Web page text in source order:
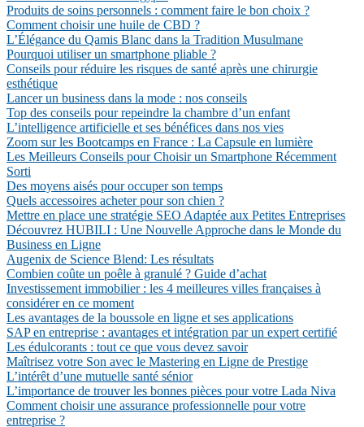
Produits de soins personnels : comment faire le bon choix ?
Comment choisir une huile de CBD ?
L’Élégance du Qamis Blanc dans la Tradition Musulmane
Pourquoi utiliser un smartphone pliable ?
Conseils pour réduire les risques de santé après une chirurgie
esthétique
Lancer un business dans la mode : nos conseils
Top des conseils pour repeindre la chambre d’un enfant
L’intelligence artificielle et ses bénéfices dans nos vies
Zoom sur les Bootcamps en France : La Capsule en lumière
Les Meilleurs Conseils pour Choisir un Smartphone Récemment
Sorti
Des moyens aisés pour occuper son temps
Quels accessoires acheter pour son chien ?
Mettre en place une stratégie SEO Adaptée aux Petites Entreprises
Découvrez HUBILI : Une Nouvelle Approche dans le Monde du
Business en Ligne
Augenix de Science Blend: Les résultats
Combien coûte un poêle à granulé ? Guide d’achat
Investissement immobilier : les 4 meilleures villes françaises à
considérer en ce moment
Les avantages de la boussole en ligne et ses applications
SAP en entreprise : avantages et intégration par un expert certifié
Les édulcorants : tout ce que vous devez savoir
Maîtrisez votre Son avec le Mastering en Ligne de Prestige
L’intérêt d’une mutuelle santé sénior
L’importance de trouver les bonnes pièces pour votre Lada Niva
Comment choisir une assurance professionnelle pour votre
entreprise ?